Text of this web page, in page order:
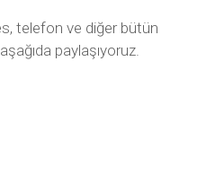
telefon ve diğer bütün
paylaşıyoruz.